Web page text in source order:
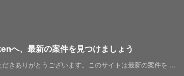
へ、最新の案件を見つけましょう
きありがとうございます。このサイトは最新の案件を ...